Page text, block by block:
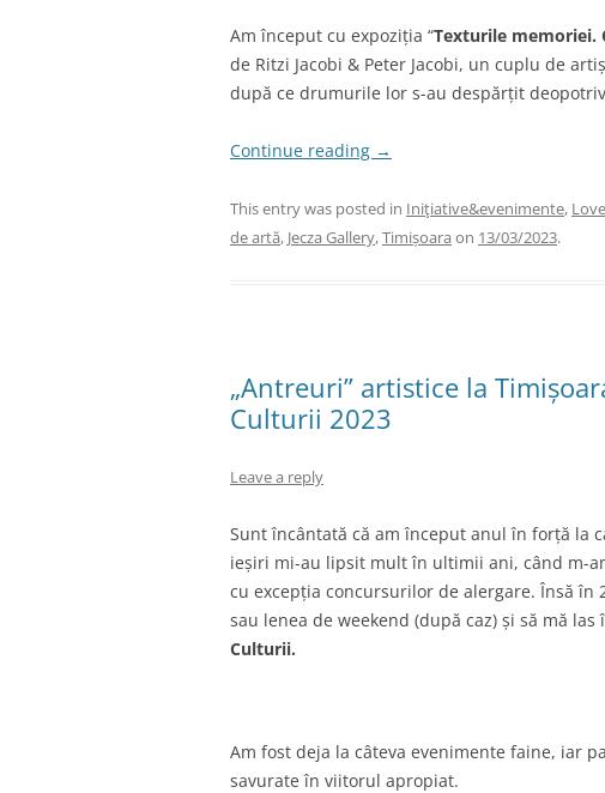
Am început cu expoziția “Texturile memoriei.
de Ritzi Jacobi & Peter Jacobi, un cuplu de
după ce drumurile lor s-au despărțit
Continue reading →
This entry was posted in Iniţiative&evenimente,
de artă, Jecza Gallery,Timișoara on 13/03/2023.
„Antreuri” artistice la
Culturii 2023
Leave a reply
Sunt încântată că am început anul în forță la
ieșiri mi-au lipsit mult în ultimii ani, când m-
cu excepția concursurilor de alergare. Însă în
sau lenea de weekend (după caz) și să mă
Culturii.
Am fost deja la câteva evenimente faine, iar
savurate în viitorul apropiat.